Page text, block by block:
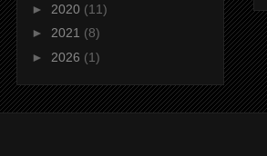
► 2020 (11)
► 2021 (8)
► 2026 (1)